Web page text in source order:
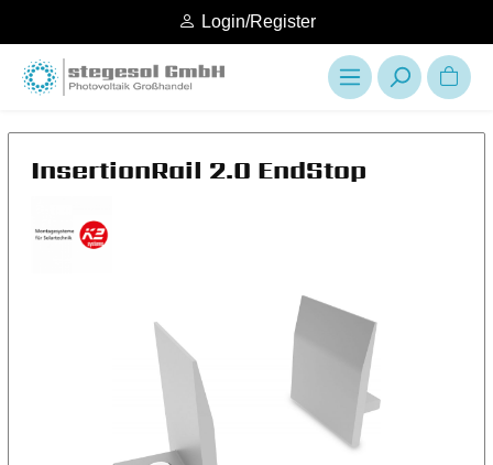
Login/Register
InsertionRail 2.0 EndStop